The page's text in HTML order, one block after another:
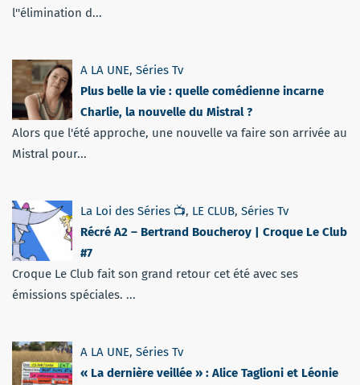
l''élimination d...
A LA UNE, Séries Tv
Plus belle la vie : quelle comédienne incarne
Charlie, la nouvelle du Mistral ?
Alors que l'été approche, une nouvelle va faire son arrivée au
Mistral pour...
La Loi des Séries 📺, LE CLUB, Séries Tv
Récré A2 – Bertrand Boucheroy | Croque Le Club
#7
Croque Le Club fait son grand retour cet été avec ses
émissions spéciales. ...
A LA UNE, Séries Tv
« La dernière veillée » : Alice Taglioni et Léonie